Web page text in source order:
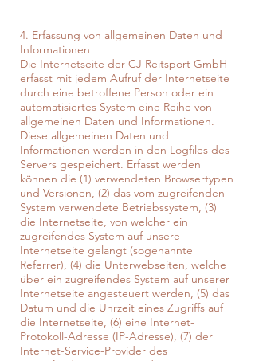
4. Erfassung von allgemeinen Daten und
Informationen
Die Internetseite der CJ Reitsport GmbH
erfasst mit jedem Aufruf der Internetseite
durch eine betroffene Person oder ein
automatisiertes System eine Reihe von
allgemeinen Daten und Informationen.
Diese allgemeinen Daten und
Informationen werden in den Logfiles des
Servers gespeichert. Erfasst werden
können die (1) verwendeten Browsertypen
und Versionen, (2) das vom zugreifenden
System verwendete Betriebssystem, (3)
die Internetseite, von welcher ein
zugreifendes System auf unsere
Internetseite gelangt (sogenannte
Referrer), (4) die Unterwebseiten, welche
über ein zugreifendes System auf unserer
Internetseite angesteuert werden, (5) das
Datum und die Uhrzeit eines Zugriffs auf
die Internetseite, (6) eine Internet-
Protokoll-Adresse (IP-Adresse), (7) der
Internet-Service-Provider des